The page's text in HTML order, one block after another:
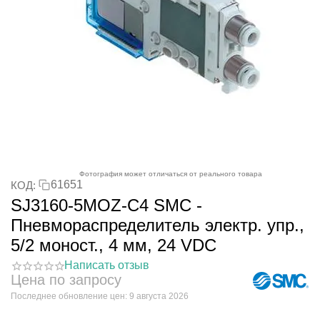
Фотография может отличаться от реального товара
КОД: 61651
SJ3160-5MOZ-C4 SMC -
Пневмораспределитель электр. упр.,
5/2 моност., 4 мм, 24 VDC
Написать отзыв
Цена по запросу
Последнее обновление цен: 9 августа 2026